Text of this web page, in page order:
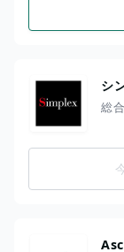
シ
総